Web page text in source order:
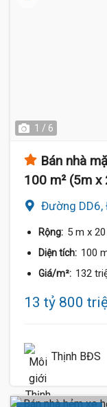
1 / 6
Bán nhà
100 m² (5m
Đường DD6,
Rộng: 5 m x
Diện tích: 100
Giá/m²: 132
13 tỷ 800
Thịnh BĐS